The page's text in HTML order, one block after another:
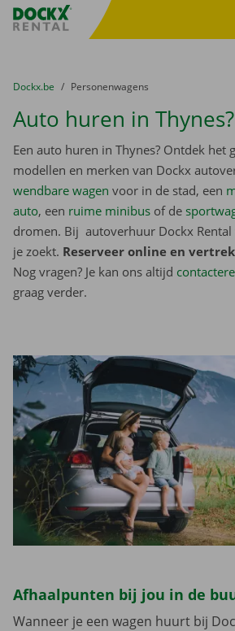
Fratello DEMO
U bevindt zich hier:
van
Dockx.be naar
Personenwagens
Auto huren in Thynes?
Een auto huren in Thynes? Ontdek het
modellen en merken van Dockx
wendbare wagen voor in de stad, een
auto, een ruime minibus of de
dromen. Bij autoverhuur Dockx
je zoekt. Reserveer online en
Nog vragen? Je kan ons altijd
graag verder.
Afhaalpunten bij jou in de
Wanneer je een wagen huurt bij